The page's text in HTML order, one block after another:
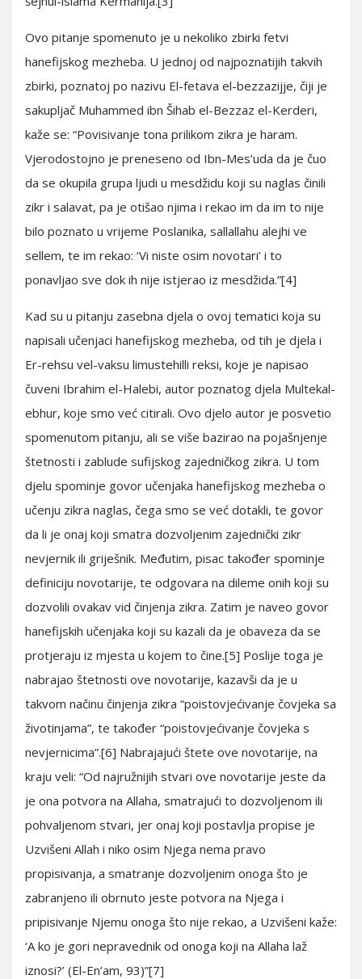
Ovo pitanje spomenuto je u nekoliko zbirki fetvi
hanefijskog mezheba. U jednoj od najpoznatijih takvih
zbirki, poznatoj po nazivu El-fetava el-bezzazijje, čiji je
sakupljač Muhammed ibn Šihab el-Bezzaz el-Kerderi,
kaže se: “Povisivanje tona prilikom zikra je haram.
Vjerodostojno je preneseno od Ibn-Mes’uda da je čuo
da se okupila grupa ljudi u mesdžidu koji su naglas činili
zikr i salavat, pa je otišao njima i rekao im da im to nije
bilo poznato u vrijeme Poslanika, sallallahu alejhi ve
sellem, te im rekao: ‘Vi niste osim novotari’ i to
ponavljao sve dok ih nije istjerao iz mesdžida.”[4]
Kad su u pitanju zasebna djela o ovoj tematici koja su
napisali učenjaci hanefijskog mezheba, od tih je djela i
Er-rehsu vel-vaksu limustehilli reksi, koje je napisao
čuveni Ibrahim el-Halebi, autor poznatog djela Multekal-
ebhur, koje smo već citirali. Ovo djelo autor je posvetio
spomenutom pitanju, ali se više bazirao na pojašnjenje
štetnosti i zablude sufijskog zajedničkog zikra. U tom
djelu spominje govor učenjaka hanefijskog mezheba o
učenju zikra naglas, čega smo se već dotakli, te govor
da li je onaj koji smatra dozvoljenim zajednički zikr
nevjernik ili griješnik. Međutim, pisac također spominje
definiciju novotarije, te odgovara na dileme onih koji su
dozvolili ovakav vid činjenja zikra. Zatim je naveo govor
hanefijskih učenjaka koji su kazali da je obaveza da se
protjeraju iz mjesta u kojem to čine.[5] Poslije toga je
nabrajao štetnosti ove novotarije, kazavši da je u
takvom načinu činjenja zikra “poistovjećivanje čovjeka sa
životinjama”, te također “poistovjećivanje čovjeka s
nevjernicima”.[6] Nabrajajući štete ove novotarije, na
kraju veli: “Od najružnijih stvari ove novotarije jeste da
je ona potvora na Allaha, smatrajući to dozvoljenom ili
pohvaljenom stvari, jer onaj koji postavlja propise je
Uzvišeni Allah i niko osim Njega nema pravo
propisivanja, a smatranje dozvoljenim onoga što je
zabranjeno ili obrnuto jeste potvora na Njega i
pripisivanje Njemu onoga što nije rekao, a Uzvišeni kaže:
‘A ko je gori nepravednik od onoga koji na Allaha laž
iznosi?’ (El-En’am, 93)”[7]